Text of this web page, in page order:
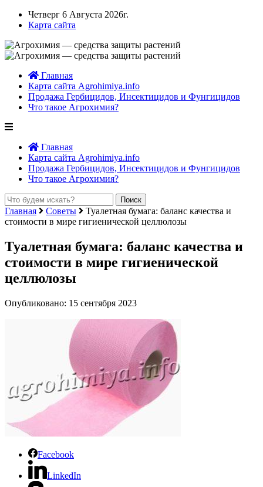
Четверг 6 Августа 2026г.
Карта сайта
Главная
Карта сайта Agrohimiya.info
Продажа Гербицидов, Инсектицидов и Фунгицидов
Что такое Агрохимия?
Главная
Карта сайта Agrohimiya.info
Продажа Гербицидов, Инсектицидов и Фунгицидов
Что такое Агрохимия?
Главная Советы
Туалетная бумага: баланс качества и
стоимости в мире гигиенической целлюлозы
Туалетная бумага: баланс качества и
стоимости в мире гигиенической
целлюлозы
Опубликовано: 15 сентября 2023
Facebook
LinkedIn